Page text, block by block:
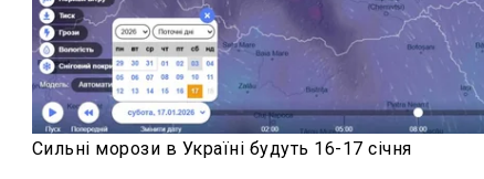
Сильні морози в Україні будуть 16-17 січня